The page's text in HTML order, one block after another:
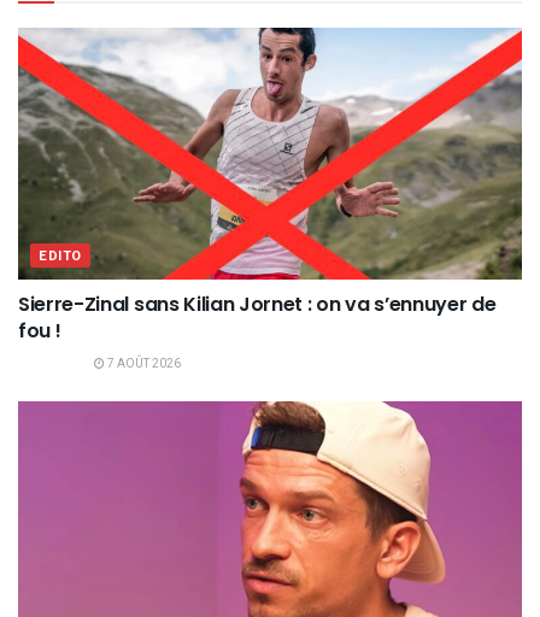
EDITO
Sierre-Zinal sans Kilian Jornet : on va s’ennuyer de
fou !
7 AOÛT 2026